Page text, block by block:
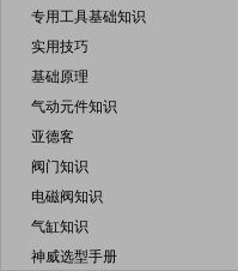
专用工具基础知识
实用技巧
基础原理
气动元件知识
亚德客
阀门知识
电磁阀知识
气缸知识
神威选型手册